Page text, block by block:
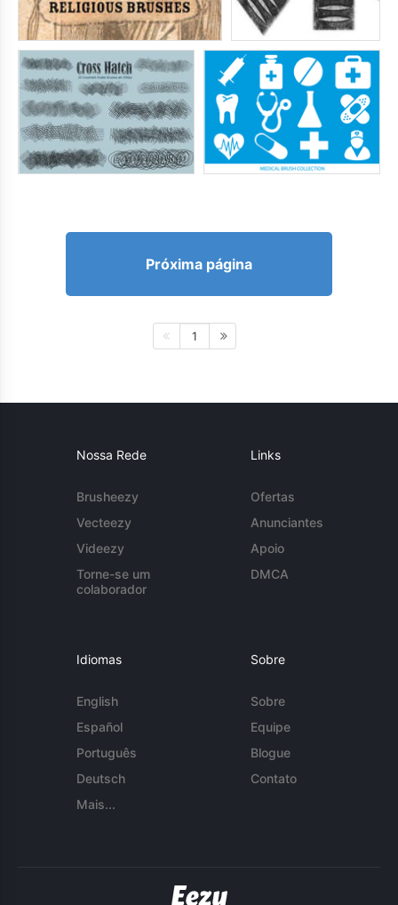
Próxima página
1
Nossa Rede
Brusheezy
Vecteezy
Videezy
Torne-se um
colaborador
Links
Ofertas
Anunciantes
Apoio
DMCA
Idiomas
English
Español
Português
Deutsch
Mais...
Sobre
Sobre
Equipe
Blogue
Contato